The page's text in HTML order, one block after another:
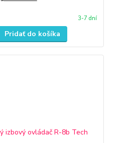
3-7 dní
Pridať do košíka